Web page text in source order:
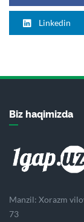
Linkedin
Biz haqimizda
Manzil: Xorazm
73